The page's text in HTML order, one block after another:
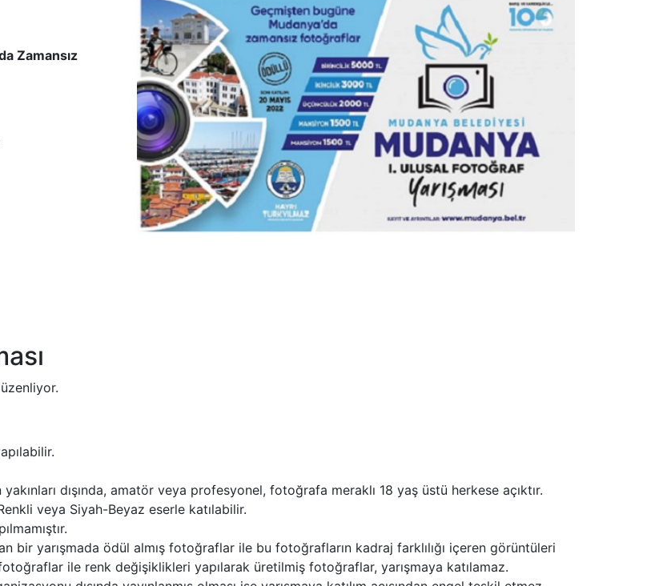
Zamansız
dışında, amatör veya profesyonel, fotoğrafa meraklı 18 yaş üstü herkese açıktır.
veya Siyah-Beyaz eserle katılabilir.
bir yarışmada ödül almış fotoğraflar ile bu fotoğrafların kadraj farklılığı içeren görüntüleri
ile renk değişiklikleri yapılarak üretilmiş fotoğraflar, yarışmaya katılamaz.